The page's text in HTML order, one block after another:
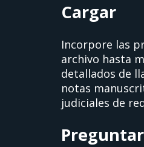
Cargar
Incorpore las
archivo hasta
detallados de
notas
judiciales de
Preguntar